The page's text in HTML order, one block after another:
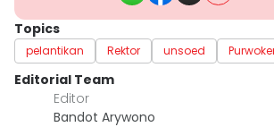
Topics
pelantikan Rektor unsoed
Editorial Team
Editor
Bandot Arywono